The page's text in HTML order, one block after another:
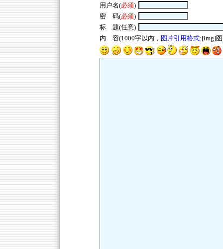
用户名(必须)
密 码(必须)
标 题(任意)
内 容(1000字以内， 图片引用格式:[img]